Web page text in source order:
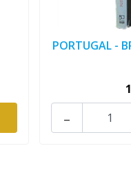
PORTUGAL -
-